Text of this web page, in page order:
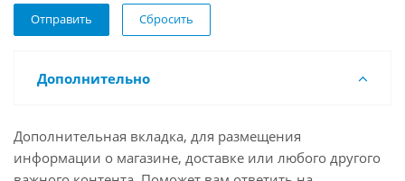
Сбросить
Дополнительно
Дополнительная вкладка, для размещения
информации о магазине, доставке или любого другого